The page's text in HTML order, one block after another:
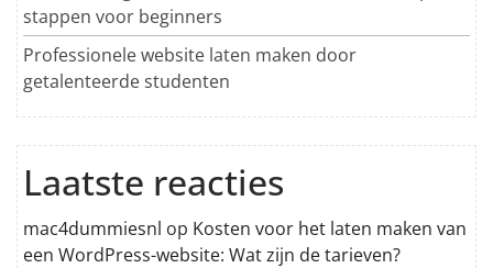
stappen voor beginners
Professionele website laten maken door
getalenteerde studenten
Laatste reacties
mac4dummiesnl op Kosten voor het laten maken van
een WordPress-website: Wat zijn de tarieven?